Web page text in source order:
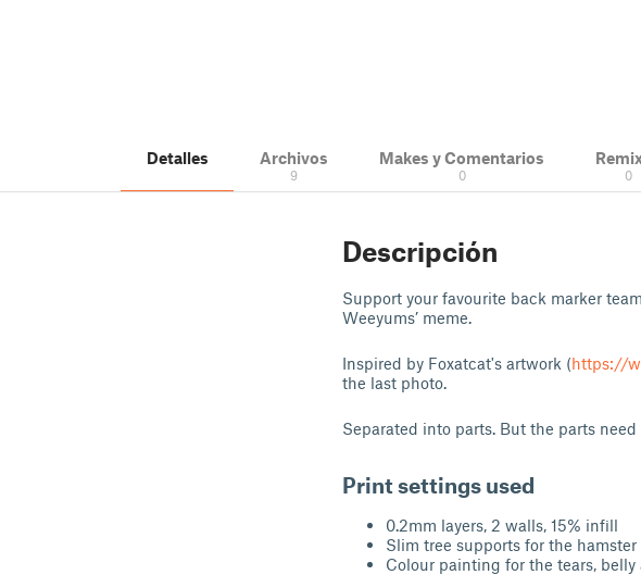
Detalles Archivos
9
Makes y Comentarios
0 0
Descripción
Support your favourite back marker
Weeyums’ meme.
Inspired by Foxatcat's artwork (https://
the last photo.
Separated into parts. But the parts
Print settings used
0.2mm layers, 2 walls, 15% infill
Slim tree supports for the
Colour painting for the tears, belly